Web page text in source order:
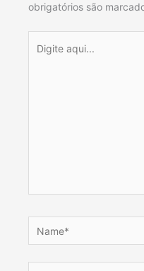
obrigatórios são
aqui...